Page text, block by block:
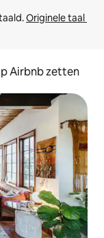
Originele taal
Airbnb zetten